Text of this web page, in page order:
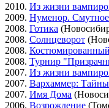
2010. Из жизни
2009. Нуменор.
2008. Готика
2008. Солнцеворот
2008.
2008. Турнир
2007. Из жизни
2007. Вархаммер:
2007. Имя Дома
2006. Возрождение